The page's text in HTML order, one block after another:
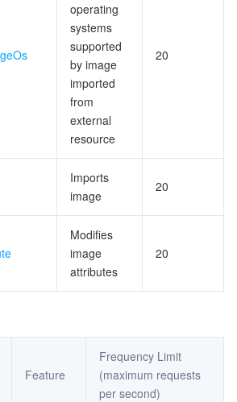
operating
systems
supported
by image
imported
from
external
resource
20
Imports
image
20
Modifies
image
attributes
20
Feature
Frequency Limit
(maximum requests
per second)